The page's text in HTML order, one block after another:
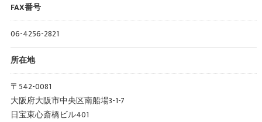
FAX番号
06-4256-2821
所在地
〒542-0081
大阪府大阪市中央区南船場3-1-7
日宝東心斎橋ビル401